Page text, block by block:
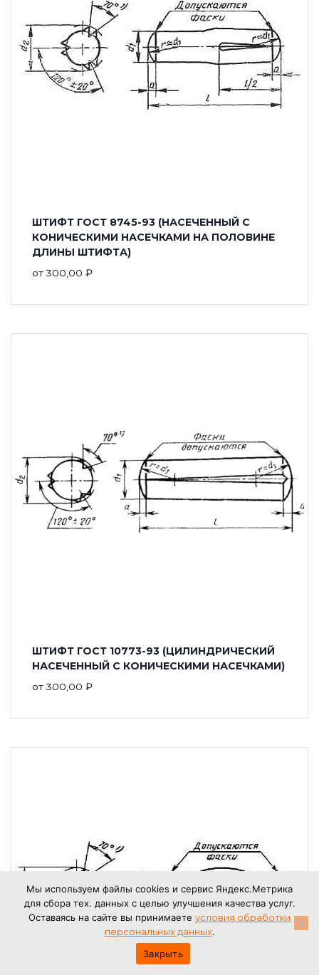
ШТИФТ ГОСТ 8745-93 (НАСЕЧЕННЫЙ С
КОНИЧЕСКИМИ НАСЕЧКАМИ НА ПОЛОВИНЕ
ДЛИНЫ ШТИФТА)
от 300,00 ₽
ШТИФТ ГОСТ 10773-93 (ЦИЛИНДРИЧЕСКИЙ
НАСЕЧЕННЫЙ С КОНИЧЕСКИМИ НАСЕЧКАМИ)
от 300,00 ₽
Мы используем файлы cookies и сервис Яндекс.Метрика
для сбора тех. данных с целью улучшения качества услуг.
Оставаясь на сайте вы принимаете условия обработки
персональных данных.
Закрыть